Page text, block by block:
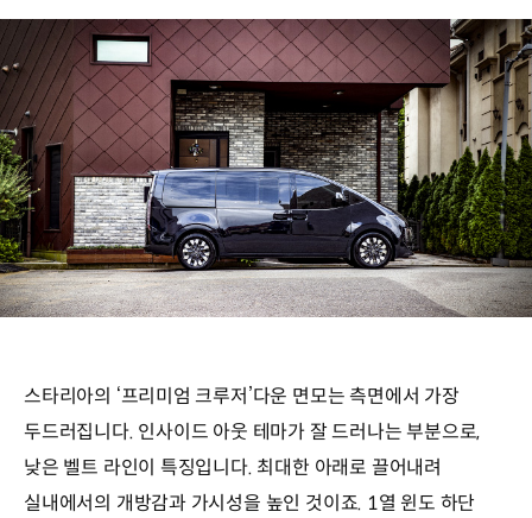
스타리아의 ‘프리미엄 크루저’다운 면모는 측면에서 가장
두드러집니다. 인사이드 아웃 테마가 잘 드러나는 부분으로,
낮은 벨트 라인이 특징입니다. 최대한 아래로 끌어내려
실내에서의 개방감과 가시성을 높인 것이죠. 1열 윈도 하단